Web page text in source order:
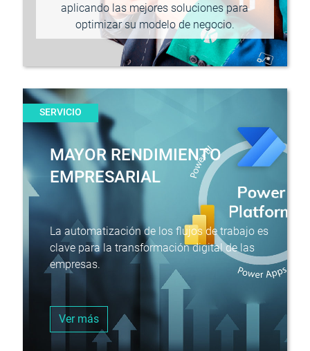
aplicando las mejores soluciones para
optimizar su modelo de negocio.
SERVICIO
MAYOR RENDIMIENTO
EMPRESARIAL
La automatización de los flujos de trabajo es
clave para la transformación digital de las
empresas.
Ver más